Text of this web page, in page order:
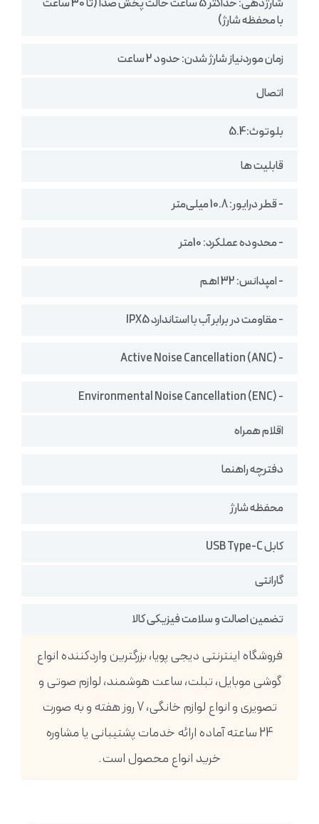
شارژدهی: حداکثر 5 ساعت حالت پخش صدا (تا 30 ساعت
با محفظه شارژ)
زمان موردنیاز شارژ شدن: حدود 2 ساعت
اتصال
بلوتوث:5.4
قابلیت ها
- قطر درایور: 10.8 میلی‌متر
- محدوده عملکرد: 10متر
- امپدانس: 32 اهم
- مقاومت در برابر آب با استاندارد IPX5
- Active Noise Cancellation (ANC)
- Environmental Noise Cancellation (ENC)
اقلام همراه
دفترچه راهنما
محفظه شارژ
کابل USB Type-C
گارانتی
تضمین اصالت و سلامت فیزیکی کالا
فروشگاه اینترنتی دیجی پویا، بزرگترین واردکننده انواع
گوشی موبایل، تبلت، ساعت هوشمند، لوازم صوتی و
تصویری و انواع لوازم خانگی، 7 روز هفته و به صورت
24 ساعته آماده ارائه خدمات پشتیبانی یا مشاوره
خرید انواع محصول است.